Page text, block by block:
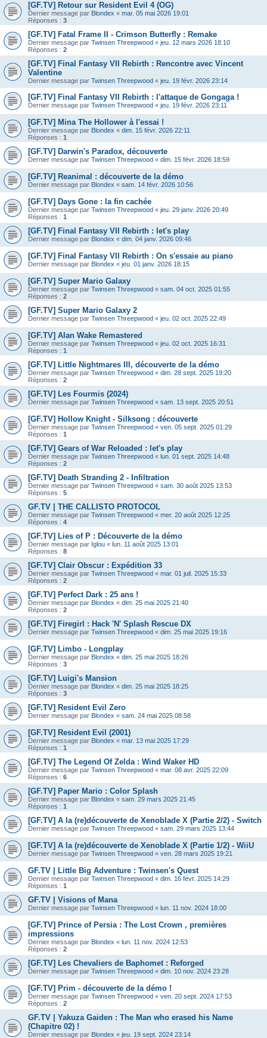
[GF.TV] Retour sur Resident Evil 4 (OG)
Dernier message par Blondex « mar. 05 mai 2026 19:01
Réponses : 3
[GF.TV] Fatal Frame II - Crimson Butterfly : Remake
Dernier message par Twinsen Threepwood « jeu. 12 mars 2026 18:10
Réponses : 2
[GF.TV] Final Fantasy VII Rebirth : Rencontre avec Vincent
Valentine
Dernier message par Twinsen Threepwood « jeu. 19 févr. 2026 23:14
[GF.TV] Final Fantasy VII Rebirth : l'attaque de Gongaga !
Dernier message par Twinsen Threepwood « jeu. 19 févr. 2026 23:11
[GF.TV] Mina The Hollower à l'essai !
Dernier message par Blondex « dim. 15 févr. 2026 22:11
Réponses : 1
[GF.TV] Darwin's Paradox, découverte
Dernier message par Twinsen Threepwood « dim. 15 févr. 2026 18:59
[GF.TV] Reanimal : découverte de la démo
Dernier message par Blondex « sam. 14 févr. 2026 10:56
[GF.TV] Days Gone : la fin cachée
Dernier message par Twinsen Threepwood « jeu. 29 janv. 2026 20:49
Réponses : 1
[GF.TV] Final Fantasy VII Rebirth : let's play
Dernier message par Blondex « dim. 04 janv. 2026 09:46
[GF.TV] Final Fantasy VII Rebirth : On s'essaie au piano
Dernier message par Blondex « jeu. 01 janv. 2026 18:15
[GF.TV] Super Mario Galaxy
Dernier message par Twinsen Threepwood « sam. 04 oct. 2025 01:55
Réponses : 2
[GF.TV] Super Mario Galaxy 2
Dernier message par Twinsen Threepwood « jeu. 02 oct. 2025 22:49
[GF.TV] Alan Wake Remastered
Dernier message par Twinsen Threepwood « jeu. 02 oct. 2025 16:31
Réponses : 1
[GF.TV] Little Nightmares III, découverte de la démo
Dernier message par Twinsen Threepwood « dim. 28 sept. 2025 19:20
Réponses : 2
[GF.TV] Les Fourmis (2024)
Dernier message par Twinsen Threepwood « sam. 13 sept. 2025 20:51
[GF.TV] Hollow Knight - Silksong : découverte
Dernier message par Twinsen Threepwood « ven. 05 sept. 2025 01:29
Réponses : 1
[GF.TV] Gears of War Reloaded : let's play
Dernier message par Twinsen Threepwood « lun. 01 sept. 2025 14:48
Réponses : 2
[GF.TV] Death Stranding 2 - Infiltration
Dernier message par Twinsen Threepwood « sam. 30 août 2025 13:53
Réponses : 5
GF.TV | THE CALLISTO PROTOCOL
Dernier message par Twinsen Threepwood « mer. 20 août 2025 12:25
Réponses : 4
[GF.TV] Lies of P : Découverte de la démo
Dernier message par Iglou « lun. 11 août 2025 13:01
Réponses : 8
[GF.TV] Clair Obscur : Expédition 33
Dernier message par Twinsen Threepwood « mar. 01 juil. 2025 15:33
Réponses : 2
[GF.TV] Perfect Dark : 25 ans !
Dernier message par Blondex « dim. 25 mai 2025 21:40
Réponses : 2
[GF.TV] Firegirl : Hack 'N' Splash Rescue DX
Dernier message par Twinsen Threepwood « dim. 25 mai 2025 19:16
[GF.TV] Limbo - Longplay
Dernier message par Blondex « dim. 25 mai 2025 18:26
Réponses : 3
[GF.TV] Luigi's Mansion
Dernier message par Blondex « dim. 25 mai 2025 18:25
Réponses : 3
[GF.TV] Resident Evil Zero
Dernier message par Blondex « sam. 24 mai 2025 08:58
[GF.TV] Resident Evil (2001)
Dernier message par Blondex « mar. 13 mai 2025 17:29
Réponses : 1
[GF.TV] The Legend Of Zelda : Wind Waker HD
Dernier message par Twinsen Threepwood « mar. 08 avr. 2025 22:09
Réponses : 6
[GF.TV] Paper Mario : Color Splash
Dernier message par Blondex « sam. 29 mars 2025 21:45
Réponses : 1
[GF.TV] A la (re)découverte de Xenoblade X (Partie 2/2) - Switch
Dernier message par Twinsen Threepwood « sam. 29 mars 2025 13:44
[GF.TV] A la (re)découverte de Xenoblade X (Partie 1/2) - WiiU
Dernier message par Twinsen Threepwood « ven. 28 mars 2025 19:21
GF.TV | Little Big Adventure : Twinsen's Quest
Dernier message par Twinsen Threepwood « dim. 16 févr. 2025 14:29
Réponses : 1
GF.TV | Visions of Mana
Dernier message par Twinsen Threepwood « lun. 11 nov. 2024 18:00
[GF.TV] Prince of Persia : The Lost Crown , premières
impressions
Dernier message par Blondex « lun. 11 nov. 2024 12:53
Réponses : 2
[GF.TV] Les Chevaliers de Baphomet : Reforged
Dernier message par Twinsen Threepwood « dim. 10 nov. 2024 23:28
[GF.TV] Prim - découverte de la démo !
Dernier message par Twinsen Threepwood « ven. 20 sept. 2024 17:53
Réponses : 2
GF.TV | Yakuza Gaiden : The Man who erased his Name
(Chapitre 02) !
Dernier message par Blondex « jeu. 19 sept. 2024 23:14